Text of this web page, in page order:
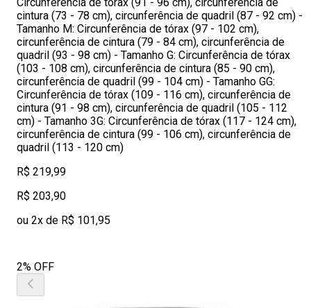
cintura (73 - 78 cm), circunferência de quadril (87 - 92 cm) -
Tamanho M: Circunferência de tórax (97 - 102 cm),
circunferência de cintura (79 - 84 cm), circunferência de
quadril (93 - 98 cm) - Tamanho G: Circunferência de tórax
(103 - 108 cm), circunferência de cintura (85 - 90 cm),
circunferência de quadril (99 - 104 cm) - Tamanho GG:
Circunferência de tórax (109 - 116 cm), circunferência de
cintura (91 - 98 cm), circunferência de quadril (105 - 112
cm) - Tamanho 3G: Circunferência de tórax (117 - 124 cm),
circunferência de cintura (99 - 106 cm), circunferência de
quadril (113 - 120 cm)
R$ 219,99
R$ 203,90
ou 2x de R$ 101,95
2% OFF